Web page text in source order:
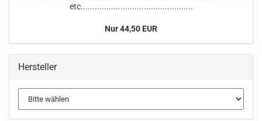
etc................................................
Nur 44,50 EUR
Hersteller